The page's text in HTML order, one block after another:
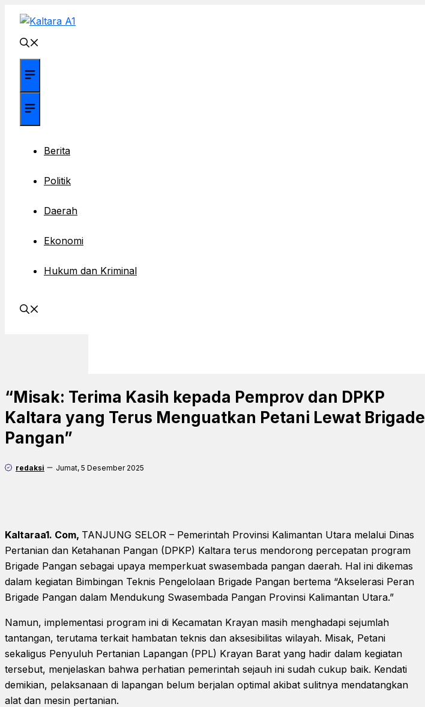
Langsung
Menu
Berita
Politik
Daerah
Ekonomi
Hukum dan Kriminal
“Misak: Terima Kasih kepada Pemprov dan DPKP
Kaltara yang Terus Menguatkan Petani Lewat Brigade
Pangan”
redaksi Jumat, 5 Desember 2025
Kaltaraa1. Com, TANJUNG SELOR – Pemerintah Provinsi Kalimantan Utara melalui Dinas
Pertanian dan Ketahanan Pangan (DPKP) Kaltara terus mendorong percepatan program
Brigade Pangan sebagai upaya memperkuat swasembada pangan daerah. Hal ini dikemas
dalam kegiatan Bimbingan Teknis Pengelolaan Brigade Pangan bertema “Akselerasi Peran
Brigade Pangan dalam Mendukung Swasembada Pangan Provinsi Kalimantan Utara.”
Namun, implementasi program ini di Kecamatan Krayan masih menghadapi sejumlah
tantangan, terutama terkait hambatan teknis dan aksesibilitas wilayah. Misak, Petani
sekaligus Penyuluh Pertanian Lapangan (PPL) Krayan Barat yang hadir dalam kegiatan
tersebut, menjelaskan bahwa perhatian pemerintah sejauh ini sudah cukup baik. Kendati
demikian, pelaksanaan di lapangan belum berjalan optimal akibat sulitnya mendatangkan
alat dan mesin pertanian.